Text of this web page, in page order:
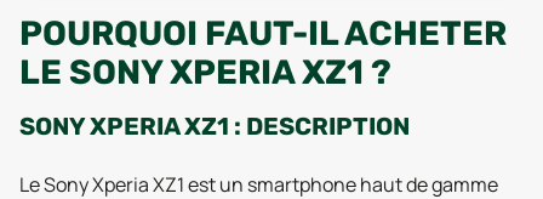
POURQUOI FAUT-IL ACHETER
LE SONY XPERIA XZ1 ?
SONY XPERIA XZ1 : DESCRIPTION
Le Sony Xperia XZ1 est un smartphone haut de gamme